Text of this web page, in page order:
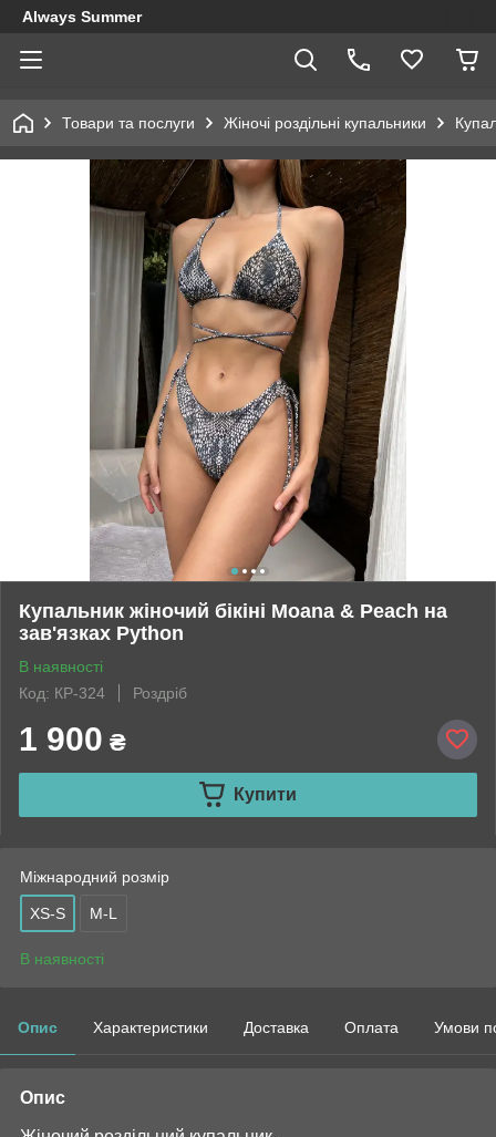
Always Summer
Товари та послуги Жіночі роздільні купальники
Купальник жіночий бікіні Moana & Peach на
зав'язках Python
В наявності
Код: КР-324
Роздріб
1 900 ₴
Купити
Міжнародний розмір
XS-S M-L
В наявності
Опис Характеристики Доставка Оплата Умови
Опис